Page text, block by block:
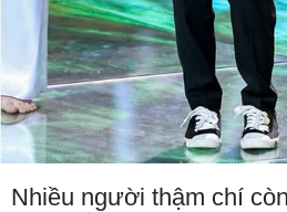
Nhiều người thậm chí